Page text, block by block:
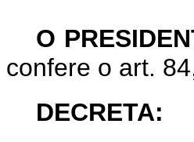
O
confere o art.
DECRETA: